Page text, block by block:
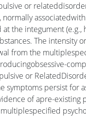
or
normally
the integument
The intensity
from the
or
symptoms persist for
of apre-existing